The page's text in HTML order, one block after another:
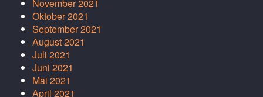
November 2021
Oktober 2021
September 2021
August 2021
Juli 2021
Juni 2021
Mai 2021
April 2021